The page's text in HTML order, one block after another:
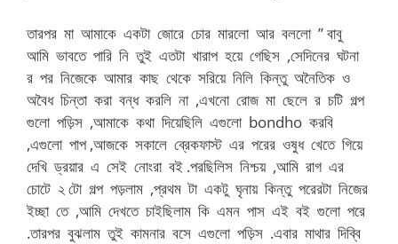
তারপর মা আমাকে একটা জোরে চোর মারলো আর বললো ” বাবু
আমি ভাবতে পারি নি তুই এতটা খারাপ হয়ে গেছিস ,সেদিনের ঘটনা
র পর নিজেকে আমার কাছ থেকে সরিয়ে নিলি কিন্তু অনৈতিক ও
অবৈধ চিন্তা করা বন্ধ করলি না ,এখনো রোজ মা ছেলে র চটি গল্প
গুলো পড়িস ,আমাকে কথা দিয়েছিলি এগুলো bondho করবি
,এগুলো পাপ ,আজকে সকালে ব্রেকফাস্ট এর পরের ওষুধ খেতে গিয়ে
দেখি ড্রয়ার এ সেই নোংরা বই .পরছিলিস নিশ্চয় ,আমি রাগ এর
চোটে ২ টো গল্প পড়লাম ,প্রথম টা একটু ঘৃনায় কিন্তু পরেরটা নিজের
ইচ্ছা তে ,আমি দেখতে চাইছিলাম কি এমন পাস এই বই গুলো পরে
.তারপর বুঝলাম তুই কামনার বসে এগুলো পড়িস .এবার মাথার দিব্বি